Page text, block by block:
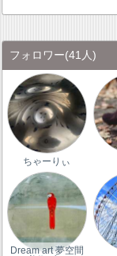
フォロワー(41人)
ちゃーりぃ
Dream art 夢空間